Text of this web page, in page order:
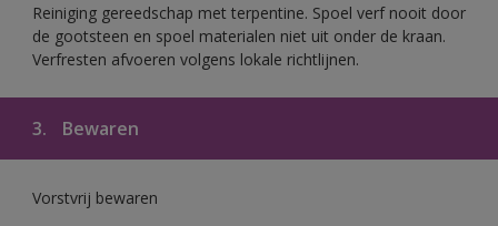
Reiniging gereedschap met terpentine. Spoel verf nooit door
de gootsteen en spoel materialen niet uit onder de kraan.
Verfresten afvoeren volgens lokale richtlijnen.
3. Bewaren
Vorstvrij bewaren